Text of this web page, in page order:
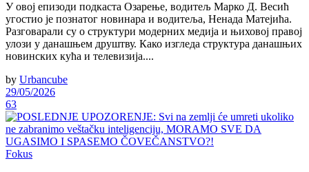
У овој епизоди подкаста Озарење, водитељ Марко Д. Весић
угостио је познатог новинара и водитеља, Ненада Матејића.
Разговарали су о структури модерних медија и њиховој правој
улози у данашњем друштву. Како изгледа структура данашњих
новинских кућа и телевизија....
by Urbancube
29/05/2026
63
Fokus